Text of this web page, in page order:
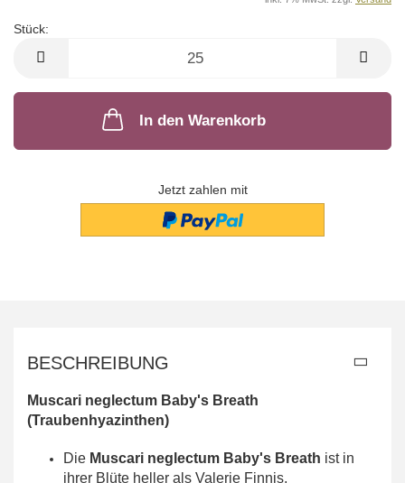
Stück:
In den Warenkorb
Jetzt zahlen mit
BESCHREIBUNG
Muscari neglectum Baby's Breath
(Traubenhyazinthen)
Die Muscari neglectum Baby's Breath ist in
ihrer Blüte heller als Valerie Finnis,